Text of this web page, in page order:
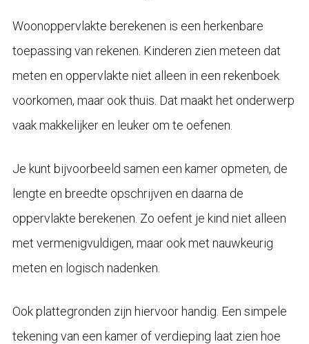
Woonoppervlakte berekenen is een herkenbare
toepassing van rekenen. Kinderen zien meteen dat
meten en oppervlakte niet alleen in een rekenboek
voorkomen, maar ook thuis. Dat maakt het onderwerp
vaak makkelijker en leuker om te oefenen.
Je kunt bijvoorbeeld samen een kamer opmeten, de
lengte en breedte opschrijven en daarna de
oppervlakte berekenen. Zo oefent je kind niet alleen
met vermenigvuldigen, maar ook met nauwkeurig
meten en logisch nadenken.
Ook plattegronden zijn hiervoor handig. Een simpele
tekening van een kamer of verdieping laat zien hoe